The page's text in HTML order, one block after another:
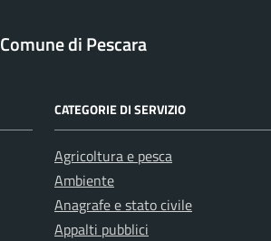
Comune di Pescara
CATEGORIE DI SERVIZIO
Agricoltura e pesca
Ambiente
Anagrafe e stato civile
Appalti pubblici